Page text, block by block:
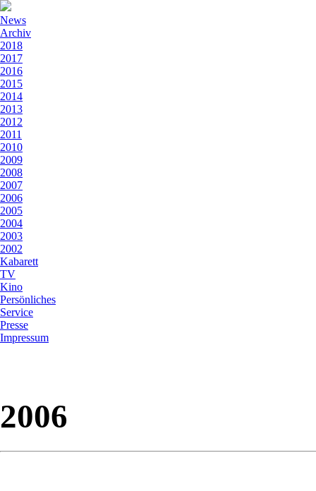
News
Archiv
2018
2017
2016
2015
2014
2013
2012
2011
2010
2009
2008
2007
2006
2005
2004
2003
2002
Kabarett
TV
Kino
Persönliches
Service
Presse
Impressum
2006